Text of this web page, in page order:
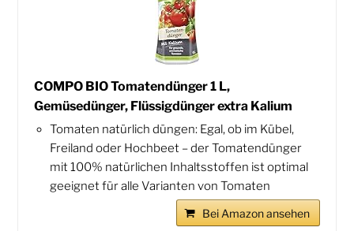
COMPO BIO Tomatendünger 1 L,
Gemüsedünger, Flüssigdünger extra Kalium
Tomaten natürlich düngen: Egal, ob im Kübel,
Freiland oder Hochbeet – der Tomatendünger
mit 100% natürlichen Inhaltsstoffen ist optimal
geeignet für alle Varianten von Tomaten
Bei Amazon ansehen